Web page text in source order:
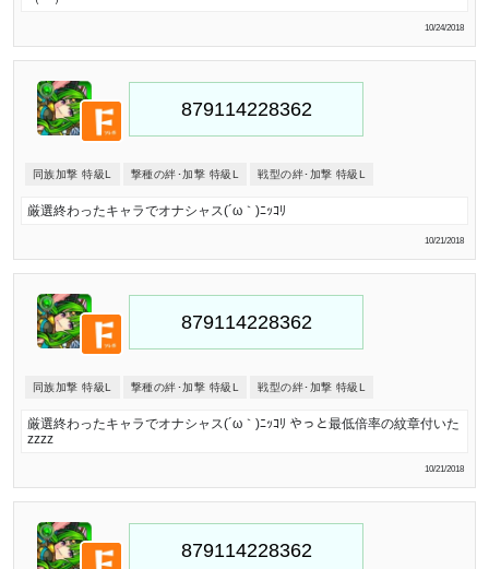
10/24/2018
同族加撃 特級L 撃種の絆･加撃 特級L 戦型の絆･加撃 特級L
厳選終わったキャラでオナシャス(´ω｀)ﾆｯｺﾘ
10/21/2018
同族加撃 特級L 撃種の絆･加撃 特級L 戦型の絆･加撃 特級L
厳選終わったキャラでオナシャス(´ω｀)ﾆｯｺﾘ やっと最低倍率の紋章付いた
zzzz
10/21/2018